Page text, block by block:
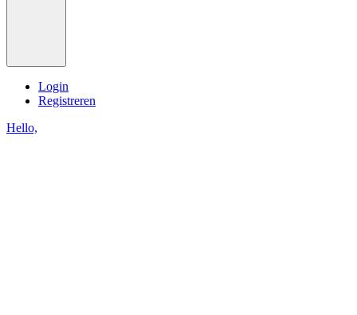
Login
Registreren
Hello,